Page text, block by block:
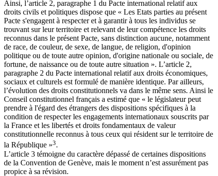
Ainsi, l’article 2, paragraphe 1 du Pacte international relatif aux
droits civils et politiques dispose que « Les Etats parties au présent
Pacte s'engagent à respecter et à garantir à tous les individus se
trouvant sur leur territoire et relevant de leur compétence les droits
reconnus dans le présent Pacte, sans distinction aucune, notamment
de race, de couleur, de sexe, de langue, de religion, d'opinion
politique ou de toute autre opinion, d'origine nationale ou sociale, de
fortune, de naissance ou de toute autre situation ». L’article 2,
paragraphe 2 du Pacte international relatif aux droits économiques,
sociaux et culturels est formulé de manière identique. Par ailleurs,
l’évolution des droits constitutionnels va dans le même sens. Ainsi le
Conseil constitutionnel français a estimé que « le législateur peut
prendre à l'égard des étrangers des dispositions spécifiques à la
condition de respecter les engagements internationaux souscrits par
la France et les libertés et droits fondamentaux de valeur
constitutionnelle reconnus à tous ceux qui résident sur le territoire de
la République »3.
L’article 3 témoigne du caractère dépassé de certaines dispositions
de la Convention de Genève, mais le moment n’est assurément pas
propice à sa révision.